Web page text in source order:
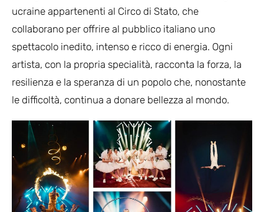
ucraine appartenenti al Circo di Stato, che
collaborano per offrire al pubblico italiano uno
spettacolo inedito, intenso e ricco di energia. Ogni
artista, con la propria specialità, racconta la forza, la
resilienza e la speranza di un popolo che, nonostante
le difficoltà, continua a donare bellezza al mondo.